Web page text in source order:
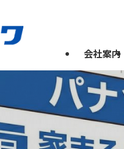
会社案内